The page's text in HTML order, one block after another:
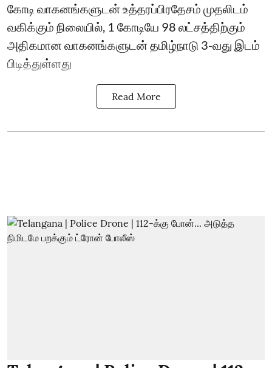
கோடி வாகனங்களுடன் உத்தரப்பிரதேசம் முதலிடம்
வகிக்கும் நிலையில், 1 கோடியே 98 லட்சத்திற்கும்
அதிகமான வாகனங்களுடன் தமிழ்நாடு 3-வது இடம்
பிடித்துள்ளது
Read More